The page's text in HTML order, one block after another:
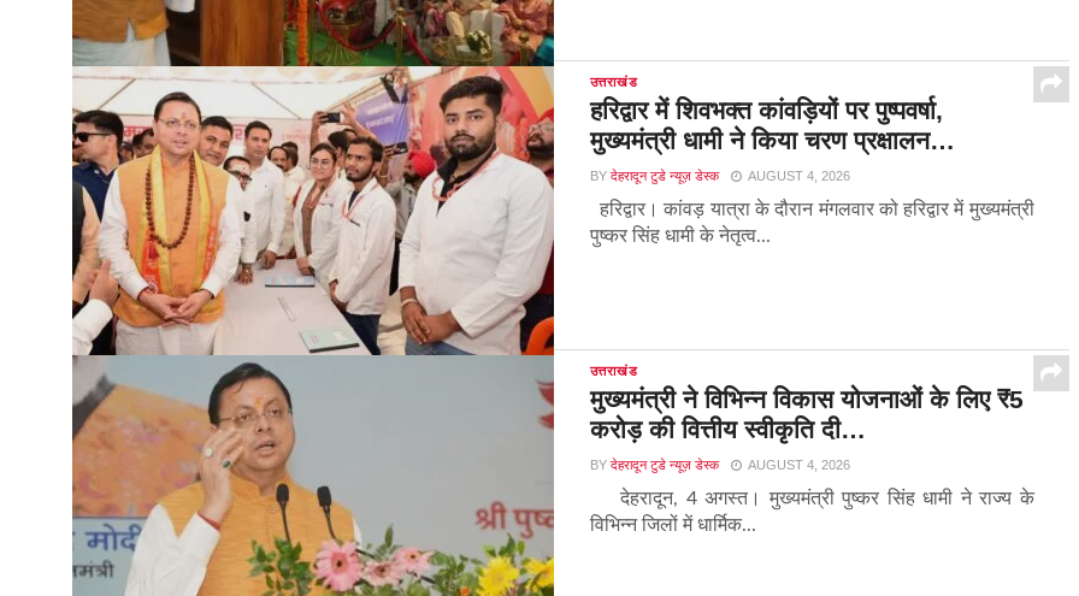
उत्तराखंड
हरिद्वार में शिवभक्त कांवड़ियों पर पुष्पवर्षा,
मुख्यमंत्री धामी ने किया चरण प्रक्षालन…
BY देहरादून टुडे न्यूज़ डेस्क AUGUST 4, 2026
हरिद्वार। कांवड़ यात्रा के दौरान मंगलवार को हरिद्वार में मुख्यमंत्री
पुष्कर सिंह धामी के नेतृत्व...
उत्तराखंड
मुख्यमंत्री ने विभिन्न विकास योजनाओं के लिए ₹5
करोड़ की वित्तीय स्वीकृति दी…
BY देहरादून टुडे न्यूज़ डेस्क AUGUST 4, 2026
देहरादून, 4 अगस्त। मुख्यमंत्री पुष्कर सिंह धामी ने राज्य के
विभिन्न जिलों में धार्मिक...